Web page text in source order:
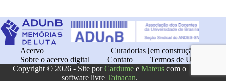
Acervo
Curadorias [em construção]
Sobre o acervo digital
Contato
Termos de Uso
Copyright © 2026 - Site porCardume eMateus com o
software livre Tainacan.